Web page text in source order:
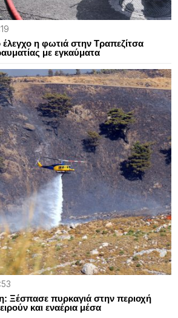
η φωτιά στην Τραπεζίτσα
με εγκαύματα
Ξέσπασε πυρκαγιά στην περιοχή
και εναέρια μέσα